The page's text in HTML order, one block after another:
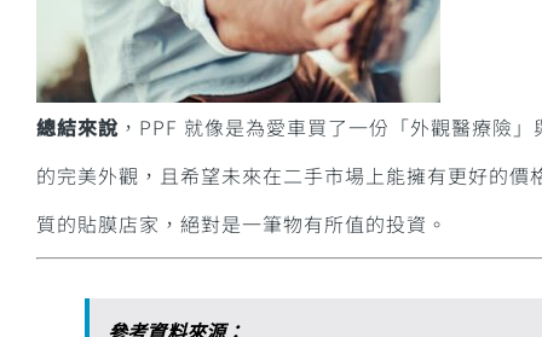
總結來說，PPF 就像是為愛車買了一份「外觀醫療險
的完美外觀，且希望未來在二手市場上能擁有更好的
質的貼膜店家，絕對是一筆物有所值的投資。